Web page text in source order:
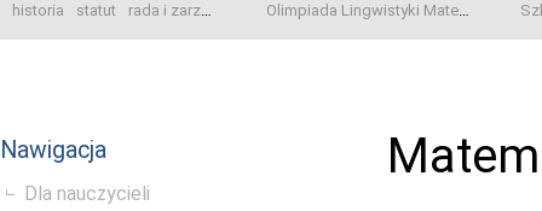
historia statut rada i zarząd dane bankowo-adresowe kontakt
Olimpiada Lingwistyki Matematycznej
Nawigacja
Dla nauczycieli